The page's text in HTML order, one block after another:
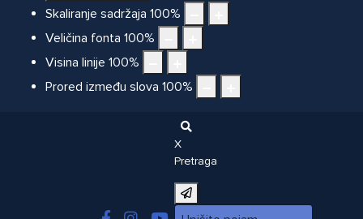
Skaliranje sadržaja 100%
Veličina fonta 100%
Visina linije 100%
Prored između slova 100%
X
Pretraga